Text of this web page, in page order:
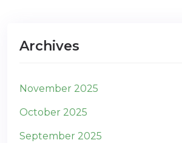
Archives
November 2025
October 2025
September 2025